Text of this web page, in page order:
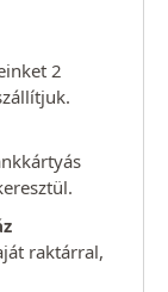
2
raktárral,